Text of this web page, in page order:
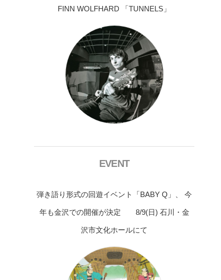
FINN WOLFHARD 「TUNNELS」
EVENT
弾き語り形式の回遊イベント「BABY Q」、 今
年も金沢での開催が決定 8/9(日) 石川・金
沢市文化ホールにて